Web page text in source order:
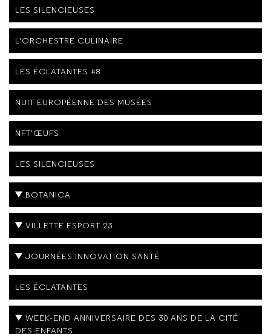
LES SILENCIEUSES
L'ORCHESTRE CULINAIRE
LES ÉCLATANTES #8
NUIT EUROPÉENNE DES MUSÉES
NFT'ŒUFS
LES SILENCIEUSES
BOTANICA
VILLETTE ESPORT 23
JOURNÉES INNOVATION SANTÉ
LES ÉCLATANTES
WEEK-END ANNIVERSAIRE DES 30 ANS DE LA CITÉ
DES ENFANTS